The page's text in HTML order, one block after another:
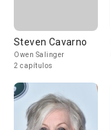
Steven Cavarno
Owen Salinger
2 capítulos